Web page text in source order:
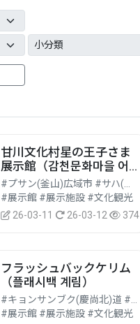
甘川文化村星の王子さま
展示館（감천문화마을 어
린왕자 전시관）
#展示館 #展示施設 #文化観光
26-03-11
26-03-12 374
フラッシュバックケリム
（플래시백 계림）
#展示館 #展示施設 #文化観光